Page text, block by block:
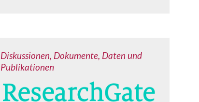
Diskussionen, Dokumente, Daten und
Publikationen